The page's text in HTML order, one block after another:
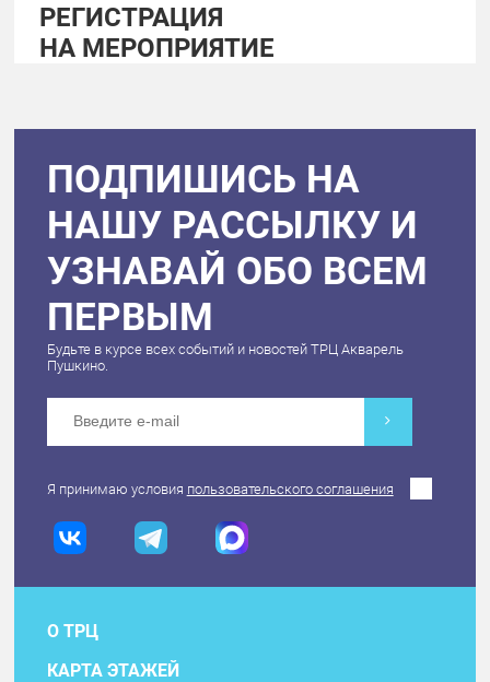
РЕГИСТРАЦИЯ
НА МЕРОПРИЯТИЕ
ПОДПИШИСЬ НА
НАШУ РАССЫЛКУ И
УЗНАВАЙ ОБО ВСЕМ
ПЕРВЫМ
Будьте в курсе всех событий и новостей ТРЦ Акварель
Пушкино.
Я принимаю условия пользовательского соглашения
О ТРЦ
КАРТА ЭТАЖЕЙ